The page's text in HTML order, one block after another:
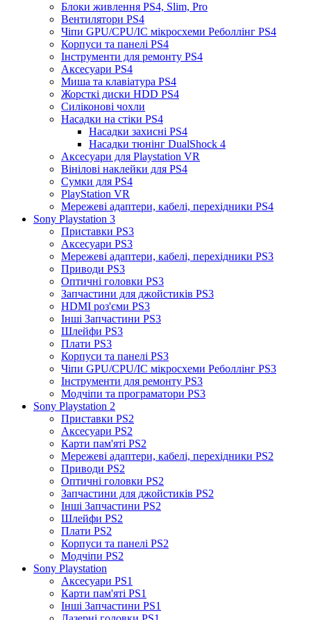
Блоки живлення PS4, Slim, Pro
Вентилятори PS4
Чіпи GPU/CPU/IC мікросхеми Реболлінг PS4
Корпуси та панелі PS4
Інструменти для ремонту PS4
Аксесуари PS4
Миша та клавіатура PS4
Жорсткі диски HDD PS4
Силіконові чохли
Насадки на стіки PS4
Насадки захисні PS4
Насадки тюнінг DualShock 4
Аксесуари для Playstation VR
Вінілові наклейки для PS4
Сумки для PS4
PlayStation VR
Мережеві адаптери, кабелі, перехідники PS4
Sony Playstation 3
Приставки PS3
Аксесуари PS3
Мережеві адаптери, кабелі, перехідники PS3
Приводи PS3
Оптичні головки PS3
Запчастини для джойстиків PS3
HDMI роз'єми PS3
Інші Запчастини PS3
Шлейфи PS3
Плати PS3
Корпуси та панелі PS3
Чіпи GPU/CPU/IC мікросхеми Реболлінг PS3
Інструменти для ремонту PS3
Модчіпи та програматори PS3
Sony Playstation 2
Приставки PS2
Аксесуари PS2
Карти пам'яті PS2
Мережеві адаптери, кабелі, перехідники PS2
Приводи PS2
Оптичні головки PS2
Запчастини для джойстиків PS2
Інші Запчастини PS2
Шлейфи PS2
Плати PS2
Корпуси та панелі PS2
Модчіпи PS2
Sony Playstation
Аксесуари PS1
Карти пам'яті PS1
Інші Запчастини PS1